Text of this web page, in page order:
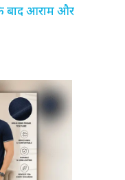
बाद आराम और